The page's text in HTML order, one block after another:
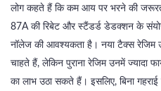
लोग कहते हैं कि कम आय पर भरने की
87A की रिबेट और स्टैंडर्ड डेडक्शन के
नॉलेज की आवश्यकता है। नया टैक्स रेजिम
चाहते हैं, लेकिन पुराना रेजिम उनमें ज्यादा
का लाभ उठा सकते हैं। इसलिए, बिना